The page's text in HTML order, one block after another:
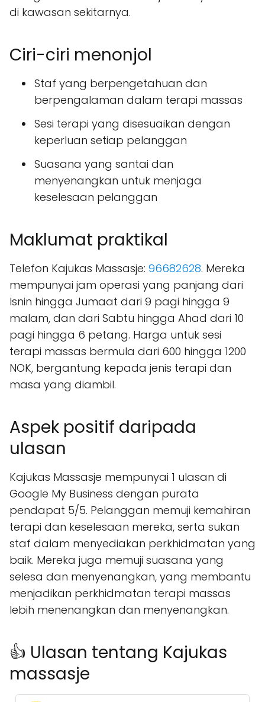
di kawasan sekitarnya.
Ciri-ciri menonjol
Staf yang berpengetahuan dan
berpengalaman dalam terapi massas
Sesi terapi yang disesuaikan dengan
keperluan setiap pelanggan
Suasana yang santai dan
menyenangkan untuk menjaga
keselesaan pelanggan
Maklumat praktikal
Telefon Kajukas Massasje: 96682628. Mereka
mempunyai jam operasi yang panjang dari
Isnin hingga Jumaat dari 9 pagi hingga 9
malam, dan dari Sabtu hingga Ahad dari 10
pagi hingga 6 petang. Harga untuk sesi
terapi massas bermula dari 600 hingga 1200
NOK, bergantung kepada jenis terapi dan
masa yang diambil.
Aspek positif daripada
ulasan
Kajukas Massasje mempunyai 1 ulasan di
Google My Business dengan purata
pendapat 5/5. Pelanggan memuji kemahiran
terapi dan keselesaan mereka, serta sukan
staf dalam menyediakan perkhidmatan yang
baik. Mereka juga memuji suasana yang
selesa dan menyenangkan, yang membantu
menjadikan perkhidmatan terapi massas
lebih menenangkan dan menyenangkan.
👍 Ulasan tentang Kajukas
massasje